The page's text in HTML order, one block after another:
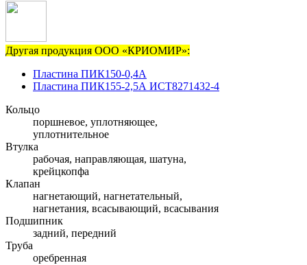
Другая продукция ООО «КРИОМИР»:
Пластина ПИК150-0,4А
Пластина ПИК155-2,5А ИСТ8271432-4
Кольцо
поршневое, уплотняющее,
уплотнительное
Втулка
рабочая, направляющая, шатуна,
крейцкопфа
Клапан
нагнетающий, нагнетательный,
нагнетания, всасывающий, всасывания
Подшипник
задний, передний
Труба
оребренная